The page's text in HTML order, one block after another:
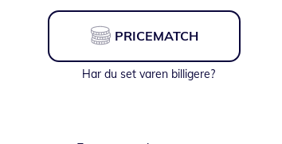
PRICEMATCH
Har du set varen billigere?